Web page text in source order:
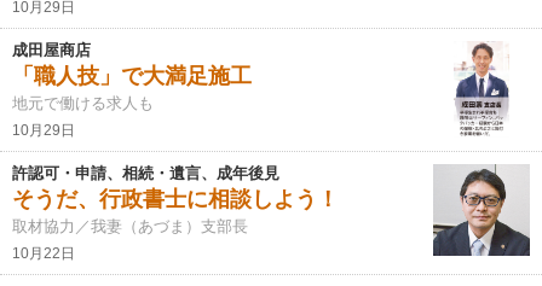
10月29日
成田屋商店
「職人技」で大満足施工
地元で働ける求人も
10月29日
許認可・申請、相続・遺言、成年後見
そうだ、行政書士に相談しよう！
取材協力／我妻（あづま）支部長
10月22日